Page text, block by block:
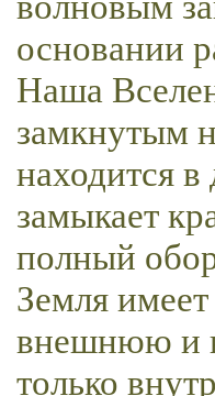
основании
Наша
замкнутым
находится
замыкает
полный
Земля
внешнюю и
только